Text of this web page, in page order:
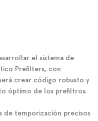
el sistema de
Prefilters, con
crear código robusto y
óptimo de los prefiltros.
de temporización precisos